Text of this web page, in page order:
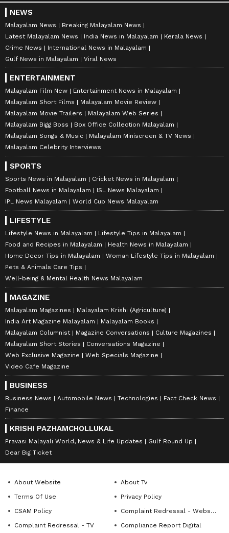
NEWS
Malayalam News
Breaking Malayalam News
Latest Malayalam News
India News in Malayalam
Kerala News
Crime News
International News in Malayalam
Gulf News in Malayalam
Viral News
ENTERTAINMENT
Malayalam Film New
Entertainment News in Malayalam
Malayalam Short Films
Malayalam Movie Review
Malayalam Movie Trailers
Malayalam Web Series
Malayalam Bigg Boss
Box Office Collection Malayalam
Malayalam Songs & Music
Malayalam Miniscreen & TV News
Malayalam Celebrity Interviews
SPORTS
Sports News in Malayalam
Cricket News in Malayalam
Football News in Malayalam
ISL News Malayalam
IPL News Malayalam
World Cup News Malayalam
LIFESTYLE
Lifestyle News in Malayalam
Lifestyle Tips in Malayalam
Food and Recipes in Malayalam
Health News in Malayalam
Home Decor Tips in Malayalam
Woman Lifestyle Tips in Malayalam
Pets & Animals Care Tips
Well-being & Mental Health News Malayalam
MAGAZINE
Malayalam Magazines
Malayalam Krishi (Agriculture)
India Art Magazine Malayalam
Malayalam Books
Malayalam Columnist
Magazine Conversations
Culture Magazines
Malayalam Short Stories
Conversations Magazine
Web Exclusive Magazine
Web Specials Magazine
Video Cafe Magazine
BUSINESS
Business News Automobile News Technologies
Fact Check News
Finance
KRISHI PAZHAMCHOLLUKAL
Pravasi Malayali World, News & Life Updates
Gulf Round Up
Dear Big Ticket
About Website
About Tv
Terms Of Use
Privacy Policy
CSAM Policy
Complaint Redressal - Website
Complaint Redressal - TV
Compliance Report Digital